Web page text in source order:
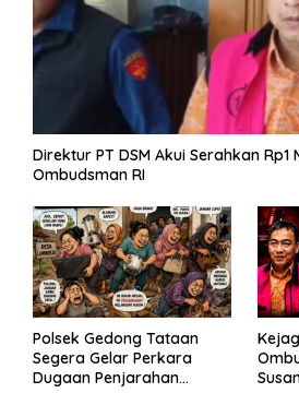
Direktur PT DSM Akui Serahkan Rp1
Ombudsman RI
Polsek Gedong Tataan
Segera Gelar Perkara
Dugaan Penjarahan